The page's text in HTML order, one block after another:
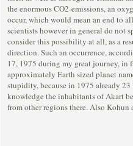
the enormous CO2-emissions, an
occur, which would mean an end to
scientists however in general do not
consider this possibility at all, as a
direction. Such an occurrence,
17, 1975 during my great journey, in
approximately Earth sized planet
stupidity, because in 1975 already
knowledge the inhabitants of Akart
from other regions there. Also Kohun